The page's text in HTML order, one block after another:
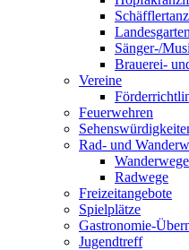
Sänger-/
Brauerei-
Vereine
Feuerwehren
Rad- und
Wanderwege
Radwege
Freizeitangebote
Spielplätze
Gastronomie-
Jugendtreff